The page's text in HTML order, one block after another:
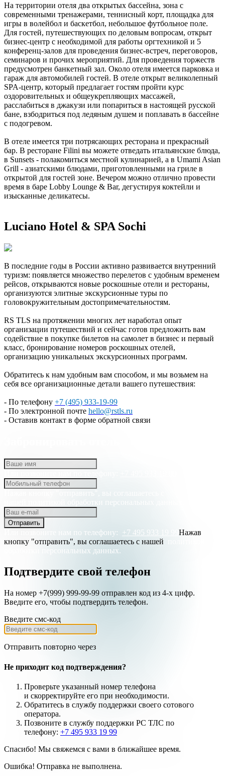
На территории отеля два открытых бассейна, зона с
современными тренажерами, теннисный корт, площадка для
игры в волейбол и баскетбол, небольшое футбольное поле.
Для гостей, путешествующих по деловым вопросам, открыт
бизнес-центр с необходимой для работы оргтехникой и 5
конференц-залов для проведения бизнес-встреч, переговоров,
семинаров и прочих мероприятий. Для проведения торжеств
предусмотрен банкетный зал. Около отеля имеется парковка и
гараж для автомобилей гостей. В отеле открыт великолепный
SPA-центр, который предлагает гостям пройти курс
оздоровительных и общеукрепляющих массажей,
расслабиться в джакузи или попариться в настоящей русской
бане, взбодриться под ледяным душем и поплавать в бассейне
с подогревом.
В отеле имеется три потрясающих ресторана и прекрасный
бар. В ресторане Filini вы можете отведать итальянские блюда,
в Sunsets - полакомиться местной кулинарией, а в Umami Asian
Grill - азиатскими блюдами, приготовленными на гриле в
открытой для гостей зоне. Вечером можно отлично провести
время в баре Lobby Lounge & Bar, дегустируя коктейли и
изысканные деликатесы.
Luciano Hotel & SPA Sochi
В последние годы в России активно развивается внутренний
туризм: появляется множество перелетов с удобным временем
рейсов, открываются новые роскошные отели и рестораны,
организуются элитные экскурсионные туры по
головокружительным достопримечательностям.
RS TLS на протяжении многих лет наработал опыт
организации путешествий и сейчас готов предложить вам
содействие в покупке билетов на самолет в бизнес и первый
класс, бронирование номеров роскошных отелей,
организацию уникальных экскурсионных программ.
Обратитесь к нам удобным вам способом, и мы возьмем на
себя все организационные детали вашего путешествия:
- По телефону +7 (495) 933-19-99
- По электронной почте hello@rstls.ru
- Оставив контакт в форме обратной связи
политикой обработки персональных данных.
Отправить
Или позвоните нам по телефону: +7 495 933 19 99 Нажав
кнопку "отправить", вы соглашаетесь с нашей
обработки персональных данных.
Подтвердите свой телефон
На номер +7(999) 999-99-99 отправлен код из 4-х цифр.
Введите его, чтобы подтвердить телефон.
Введите смс-код
Отправить повторно через
Не приходит код подтверждения?
Проверьте указанный номер телефона
и скорректируйте его при необходимости.
Обратитесь в службу поддержки своего сотового
оператора.
Позвоните в службу поддержки РС ТЛС по
телефону: +7 495 933 19 99
Спасибо! Мы свяжемся с вами в ближайшее время.
Ошибка! Отправка не выполнена.